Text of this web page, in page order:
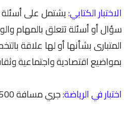
الاختبار الكتابي:يشتمل على أسئلة
سؤال أو أسئلة تتعلق بالمهام
المتبارى بشأنها أو لها علاقة
بمواضيع اقتصادية واجتماعية
اختبار في الرياضة:جري مسافة 1500 متر